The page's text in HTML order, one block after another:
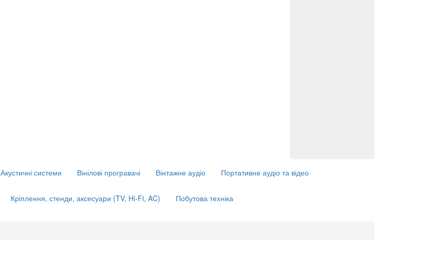
Акустичні системи Вінілові програвачі Вінтажне аудіо Портативне аудіо та відео
Кріплення, стенди, аксесуари (TV, Hi-Fi, AC) Побутова техніка